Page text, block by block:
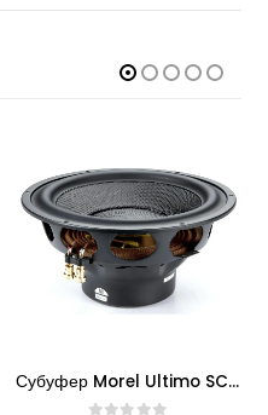
Субуфер Morel Ultimo SC 122-2